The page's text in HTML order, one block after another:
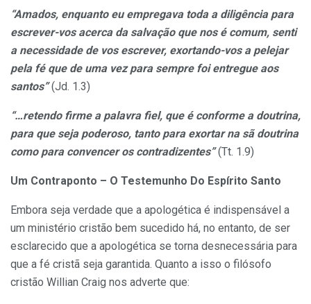
“Amados, enquanto eu empregava toda a diligência para
escrever-vos acerca da salvação que nos é comum, senti
a necessidade de vos escrever, exortando-vos a pelejar
pela fé que de uma vez para sempre foi entregue aos
santos”(Jd. 1.3)
“…retendo firme a palavra fiel, que é conforme a doutrina,
para que seja poderoso, tanto para exortar na sã doutrina
como para convencer os contradizentes”(Tt. 1.9)
Um Contraponto – O Testemunho Do Espírito Santo
Embora seja verdade que a apologética é indispensável a
um ministério cristão bem sucedido há, no entanto, de ser
esclarecido que a apologética se torna desnecessária para
que a fé cristã seja garantida. Quanto a isso o filósofo
cristão Willian Craig nos adverte que: